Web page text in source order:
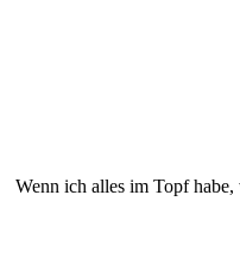
Wenn ich alles im Topf